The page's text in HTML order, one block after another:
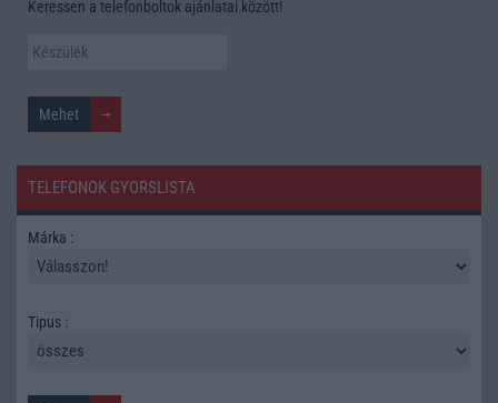
Keressen a telefonboltok ajánlatai között!
TELEFONOK GYORSLISTA
Márka :
Tipus :